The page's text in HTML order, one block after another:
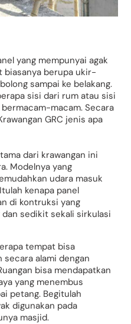
yang mempunyai agak
biasanya berupa ukir-
sampai ke belakang.
sisi dari rum atau sisi
macam. Secara
GRC jenis apa
dari krawangan ini
Modelnya yang
udara masuk
kenapa panel
di kontruksi yang
sedikit sekali sirkulasi
tempat bisa
secara alami dengan
bisa mendapatkan
yang menembus
petang. Begitulah
digunakan pada
masjid.